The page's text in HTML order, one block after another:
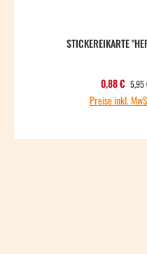
STICKEREIKARTE
0,88 € 5,95
Preise inkl.